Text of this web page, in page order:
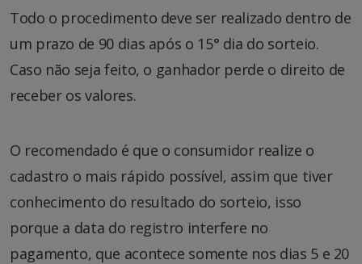
Todo o procedimento deve ser realizado dentro de
um prazo de 90 dias após o 15° dia do sorteio.
Caso não seja feito, o ganhador perde o direito de
receber os valores.
O recomendado é que o consumidor realize o
cadastro o mais rápido possível, assim que tiver
conhecimento do resultado do sorteio, isso
porque a data do registro interfere no
pagamento, que acontece somente nos dias 5 e 20